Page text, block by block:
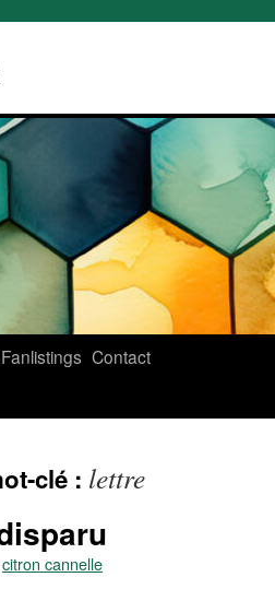
Fanlistings Contact
clé : lettre
citron cannelle